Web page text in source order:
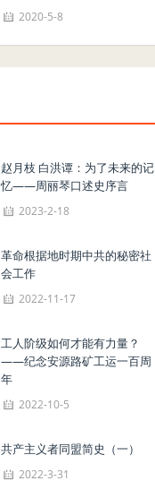
2020-5-8
赵月枝 白洪谭：为了未来的记
忆——周丽琴口述史序言
2023-2-18
革命根据地时期中共的秘密社
会工作
2022-11-17
工人阶级如何才能有力量？
——纪念安源路矿工运一百周
年
2022-10-5
共产主义者同盟简史（一）
2022-3-31